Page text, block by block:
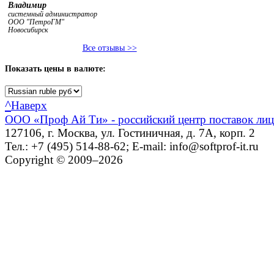
Владимир
системный администратор
ООО "ПетроГМ"
Новосибирск
Все отзывы >>
Показать цены в валюте:
^Наверх
ООО «Проф Ай Ти» - российский центр поставок
127106, г. Москва, ул. Гостиничная, д. 7А, корп. 2
Тел.: +7 (495) 514-88-62; E-mail: info@softprof-it.ru
Copyright © 2009–2026